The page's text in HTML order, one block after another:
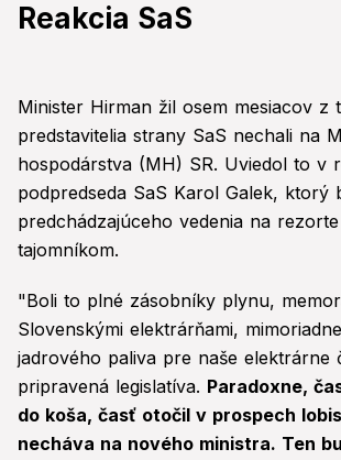
Reakcia SaS
Minister Hirman žil osem mesiacov z
predstavitelia strany SaS nechali na
hospodárstva (MH) SR. Uviedol to v
podpredseda SaS Karol Galek, ktorý
predchádzajúceho vedenia na
tajomníkom.
"Boli to plné zásobníky plynu,
Slovenskými elektrárňami,
jadrového paliva pre naše elektrárne
pripravená legislatíva. Paradoxne,
do koša, časť otočil v prospech
necháva na nového ministra. Ten